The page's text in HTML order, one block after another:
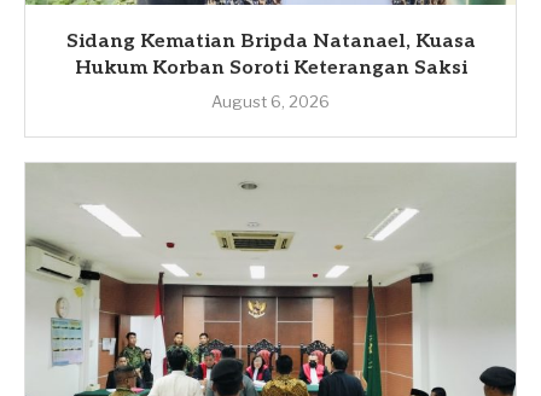
Sidang Kematian Bripda Natanael, Kuasa
Hukum Korban Soroti Keterangan Saksi
August 6, 2026